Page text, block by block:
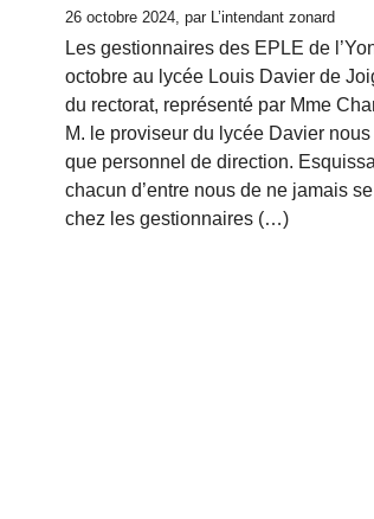
26 octobre 2024, par L’intendant zonard
Les gestionnaires des EPLE de
octobre au lycée Louis Davier de
du rectorat, représenté par Mme
M. le proviseur du lycée Davier
que personnel de direction.
chacun d’entre nous de ne jamais
chez les gestionnaires (…)